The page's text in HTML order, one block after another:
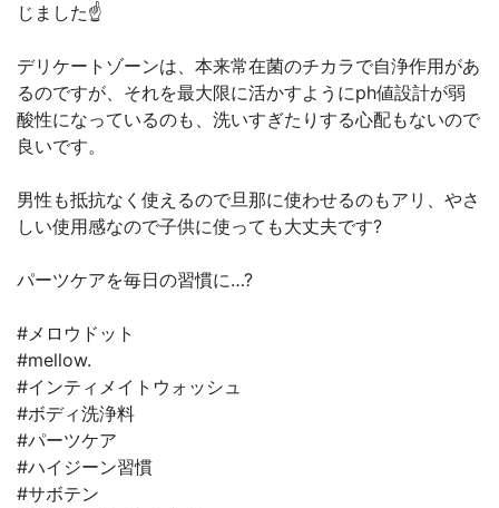
じました☝️
デリケートゾーンは、本来常在菌のチカラで自浄作用があ
るのですが、それを最大限に活かすようにph値設計が弱
酸性になっているのも、洗いすぎたりする心配もないので
良いです。
男性も抵抗なく使えるので旦那に使わせるのもアリ、やさ
しい使用感なので子供に使っても大丈夫です?
パーツケアを毎日の習慣に…?
#メロウドット
#mellow.
#インティメイトウォッシュ
#ボディ洗浄料
#パーツケア
#ハイジーン習慣
#サボテン